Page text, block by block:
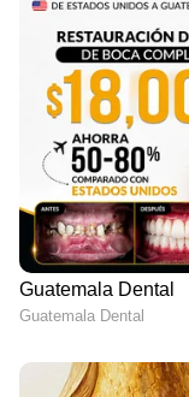
"പെണ്ണിന്‍റെ
ആണിന്‍റെ കഥ'
താളിന്റെ
വേര്‍പിരിയല്‍